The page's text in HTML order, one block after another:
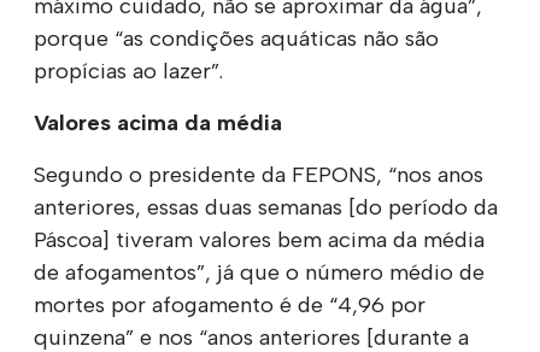
máximo cuidado, não se aproximar da água”,
porque “as condições aquáticas não são
propícias ao lazer”.
Valores acima da média
Segundo o presidente da FEPONS, “nos anos
anteriores, essas duas semanas [do período da
Páscoa] tiveram valores bem acima da média
de afogamentos”, já que o número médio de
mortes por afogamento é de “4,96 por
quinzena” e nos “anos anteriores [durante a